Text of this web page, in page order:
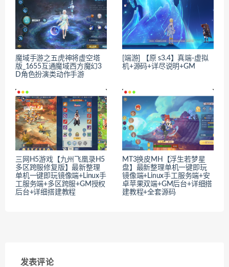
魔域手游之五虎神将虚空塔
版_1655互通魔域西方魔幻3
D角色扮演类动作手游
[端游] 【原 s3.4】真端-虚拟
机+源码+详尽说明+GM
三网H5游戏【九州飞凰录H5
多区跨服修复版】最新整理
单机一键即玩镜像端+Linux手
工服务端+多区跨服+GM授权
后台+详细搭建教程
MT3换皮MH【浮生若梦星
盘】最新整理单机一键即玩
镜像端+Linux手工服务端+安
卓苹果双端+GM后台+详细搭
建教程+全套源码
发表评论